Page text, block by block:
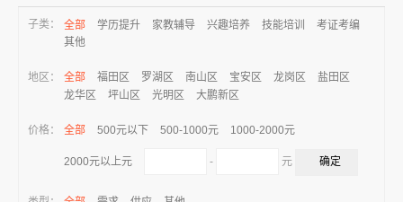
子类： 全部 学历提升 家教辅导 兴趣培养 技能培训
考证考编
其他
地区： 全部 福田区 罗湖区 南山区 宝安区 龙岗区
盐田区
龙华区
坪山区 光明区 大鹏新区
价格： 全部 500元以下 500-1000元 1000-2000元
2000元以上元 - 元